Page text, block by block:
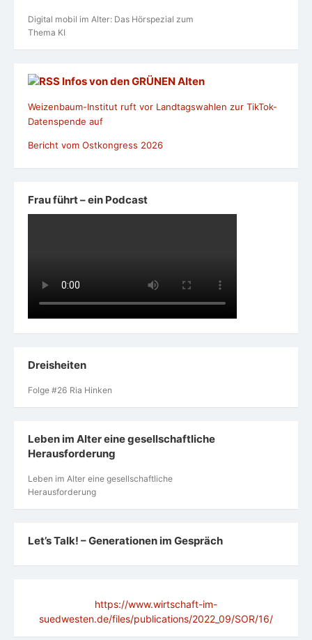
Digital mobil im Alter: Das Hörspezial zum
Thema KI
Infos von den GRÜNEN Alten
Weizenbaum-Institut ruft vor Landtagswahlen zur TikTok-
Datenspende auf
Bericht vom Ostkongress 2026
Frau führt – ein Podcast
Dreisheiten
Folge #26 Ria Hinken
Leben im Alter eine gesellschaftliche
Herausforderung
Leben im Alter eine gesellschaftliche
Herausforderung
Let’s Talk! – Generationen im Gespräch
https://www.wirtschaft-im-
suedwesten.de/files/publications/2022_09/SOR/16/